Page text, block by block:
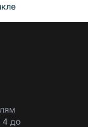
4 до